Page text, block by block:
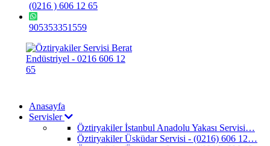
(0216 ) 606 12 65
905353351559
Anasayfa
Servisler
Öztiryakiler İstanbul Anadolu Yakası Servisi…
Öztiryakiler Üsküdar Servisi - (0216) 606 12…